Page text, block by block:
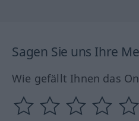
Sagen Sie uns Ihre
Wie gefällt Ihnen das